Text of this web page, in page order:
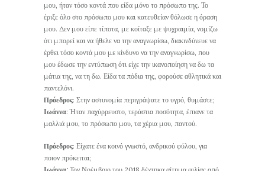
μου, ήταν τόσο κοντά που είδα μόνο το πρόσωπο της. Το
έριξε όλο στο πρόσωπο μου και κατευθείαν θόλωσε η όραση
μου. Δεν μου είπε τίποτα, με κοίταξε με ψυχραιμία, νομίζω
ότι μπορεί και να ήθελε να την αναγνωρίσω, διακινδύνευε να
έρθει τόσο κοντά μου με κίνδυνο να την αναγνωρίσω, που
μου έδωσε την εντύπωση ότι είχε την ικανοποίηση να δω τα
μάτια της, να τη δω. Είδα τα πόδια της, φορούσε αθλητικά και
παντελόνι.
Πρόεδρος: Στην αστυνομία περιγράψατε το υγρό, θυμάστε;
Ιωάννα: Ήταν παχύρρευστο, τεράστια ποσότητα, έπιανε τα
μαλλιά μου, το πρόσωπο μου, τα χέρια μου, παντού.
Πρόεδρος: Είχατε ένα κοινό γνωστό, ανδρικού φύλου, για
ποιον πρόκειται;